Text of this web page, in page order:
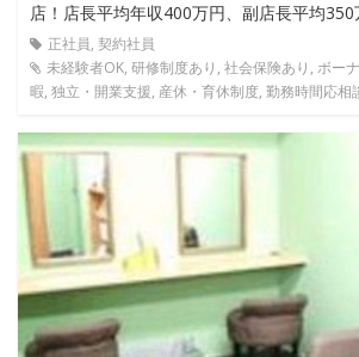
店！店長平均年収400万円、副店長平均350
正社員, 契約社員
未経験者OK, 研修制度あり, 社会保険あり, ボー
暇, 独立・開業支援, 産休・育休制度, 勤務時間応相